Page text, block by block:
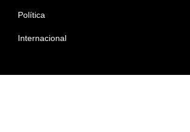
Política
Internacional